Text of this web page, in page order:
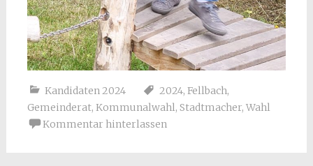
Kandidaten 2024 2024, Fellbach,
Gemeinderat, Kommunalwahl, Stadtmacher, Wahl
Kommentar hinterlassen